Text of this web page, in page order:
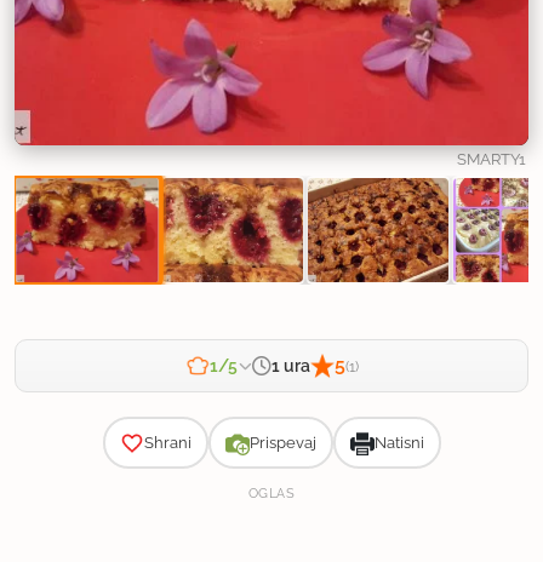
SMARTY1
1/5 1 ura 5(1)
Shrani Prispevaj Natisni
OGLAS